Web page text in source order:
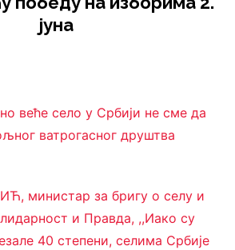
јуна
веће село у Србији не сме да
ватрогасног друштва
министар за бригу о селу и
и Правда, ,,Иако су
40 степени, селима Србије